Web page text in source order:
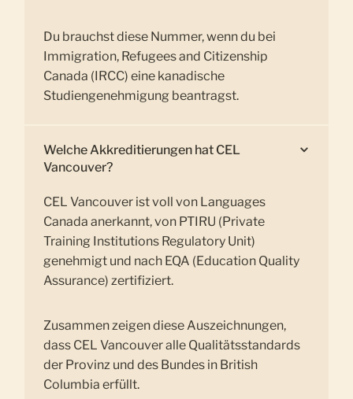
Du brauchst diese Nummer, wenn du bei
Immigration, Refugees and Citizenship
Canada (IRCC) eine kanadische
Studiengenehmigung beantragst.
Welche Akkreditierungen hat CEL
Vancouver?
CEL Vancouver ist voll von Languages
Canada anerkannt, von PTIRU (Private
Training Institutions Regulatory Unit)
genehmigt und nach EQA (Education Quality
Assurance) zertifiziert.
Zusammen zeigen diese Auszeichnungen,
dass CEL Vancouver alle Qualitätsstandards
der Provinz und des Bundes in British
Columbia erfüllt.